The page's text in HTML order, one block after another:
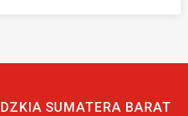
SUMATERA BARAT